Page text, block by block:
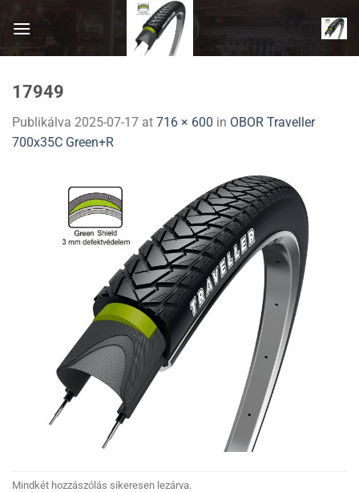
17949
Publikálva 2025-07-17 at 716 × 600 in OBOR Traveller
700x35C Green+R
Mindkét hozzászólás sikeresen lezárva.